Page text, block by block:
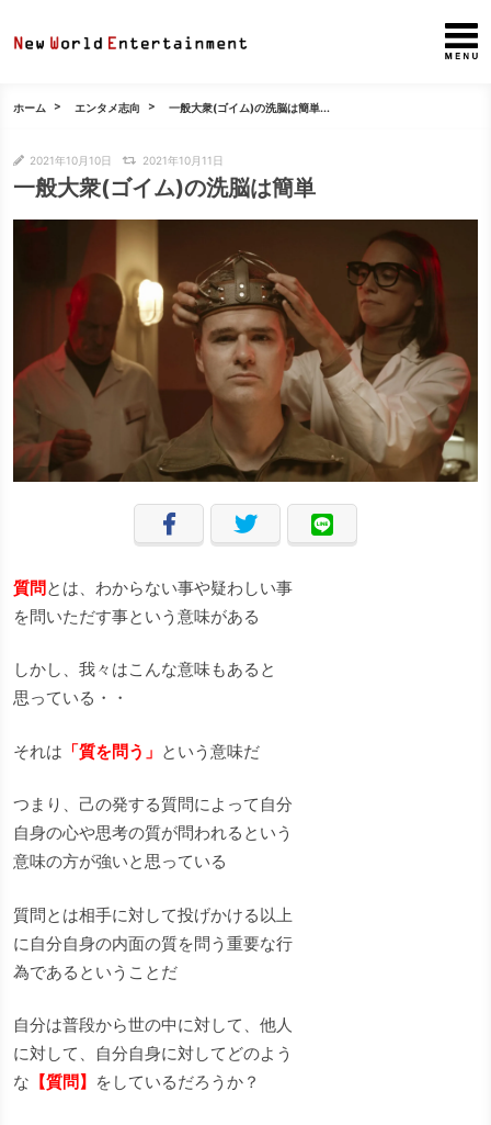
ホーム エンタメ志向 一般大衆(ゴイム)の洗脳は簡単...
2021年10月10日 2021年10月11日
一般大衆(ゴイム)の洗脳は簡単
質問とは、わからない事や疑わしい事
を問いただす事という意味がある
しかし、我々はこんな意味もあると
思っている・・
それは 「質を問う」 という意味だ
つまり、己の発する質問によって自分
自身の心や思考の質が問われるという
意味の方が強いと思っている
質問とは相手に対して投げかける以上
に自分自身の内面の質を問う重要な行
為であるということだ
自分は普段から世の中に対して、他人
に対して、自分自身に対してどのよう
な 【質問】 をしているだろうか？